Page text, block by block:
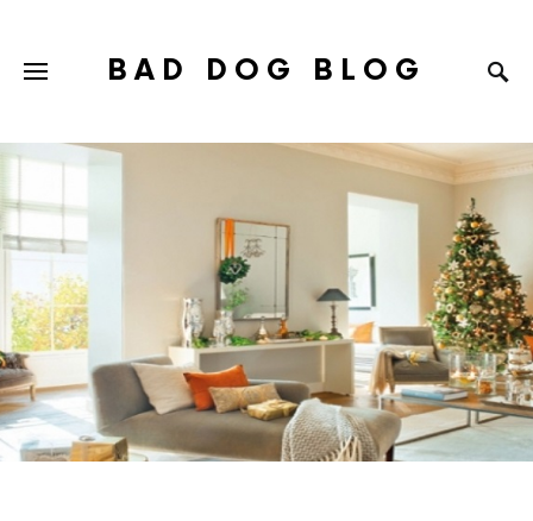
BAD DOG BLOG